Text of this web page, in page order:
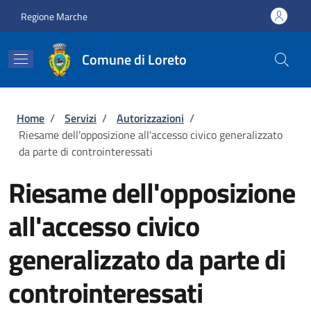
Regione Marche
Comune di Loreto
Briciole di pane
Home / Servizi / Autorizzazioni /
Riesame dell'opposizione all'accesso civico generalizzato
da parte di controinteressati
Riesame dell'opposizione
all'accesso civico
generalizzato da parte di
controinteressati